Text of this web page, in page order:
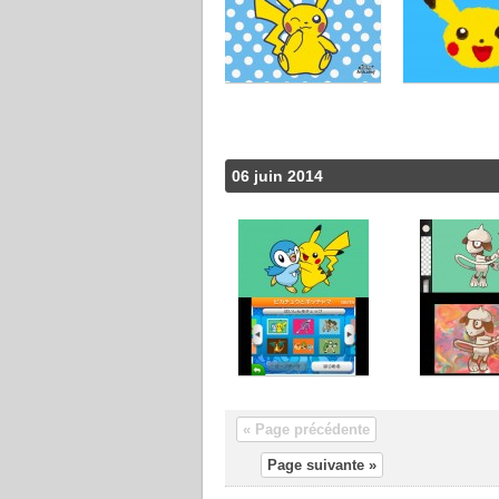
06 juin 2014
« Page précédente
Page suivante »